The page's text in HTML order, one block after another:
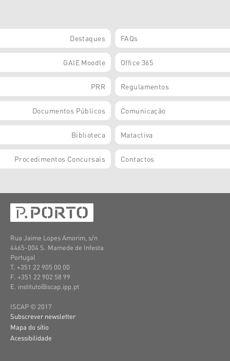
Destaques FAQs
GAIE Moodle Office 365
PRR Regulamentos
Documentos Públicos Comunicação
Biblioteca Matactiva
Procedimentos Concursais Contactos
Rua Jaime Lopes Amorim, s/n
4465-004 S. Mamede de Infesta
Portugal
T. +351 22 905 00 00
F. +351 22 902 58 99
E. instituto@iscap.ipp.pt
ISCAP © 2017
Subscrever newsletter
Mapa do sítio
Acessibilidade